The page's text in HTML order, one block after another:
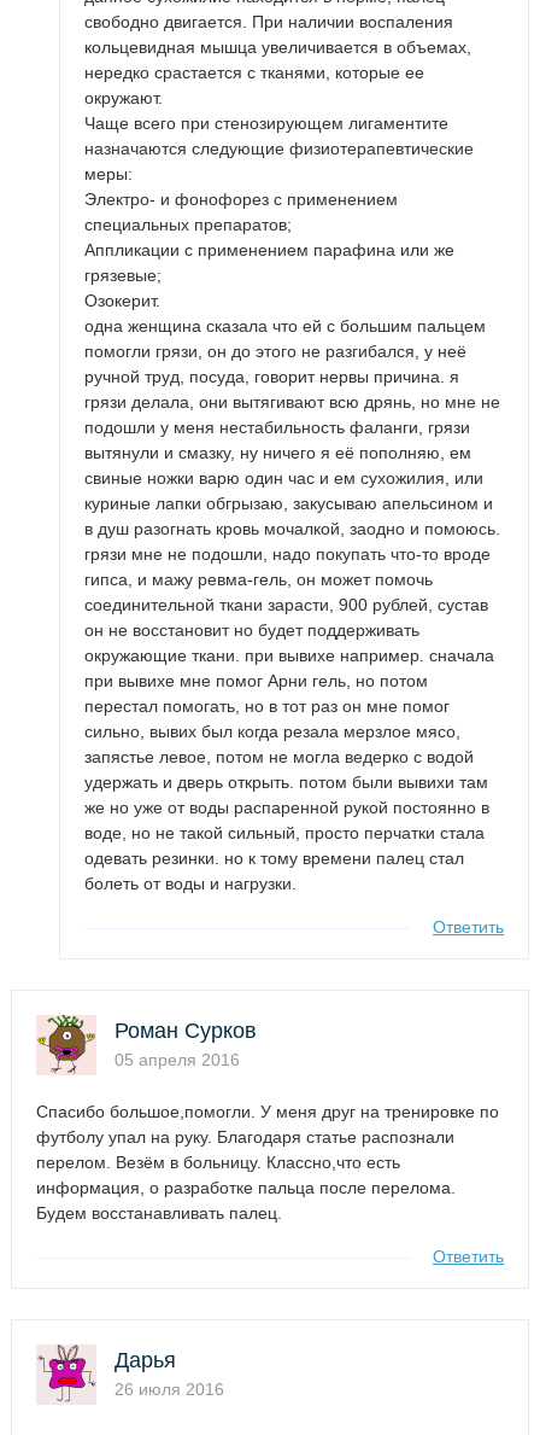
свободно двигается. При наличии воспаления
кольцевидная мышца увеличивается в объемах,
нередко срастается с тканями, которые ее
окружают.
Чаще всего при стенозирующем лигаментите
назначаются следующие физиотерапевтические
меры:
Электро- и фонофорез с применением
специальных препаратов;
Аппликации с применением парафина или же
грязевые;
Озокерит.
одна женщина сказала что ей с большим пальцем
помогли грязи, он до этого не разгибался, у неё
ручной труд, посуда, говорит нервы причина. я
грязи делала, они вытягивают всю дрянь, но мне не
подошли у меня нестабильность фаланги, грязи
вытянули и смазку, ну ничего я её пополняю, ем
свиные ножки варю один час и ем сухожилия, или
куриные лапки обгрызаю, закусываю апельсином и
в душ разогнать кровь мочалкой, заодно и помоюсь.
грязи мне не подошли, надо покупать что-то вроде
гипса, и мажу ревма-гель, он может помочь
соединительной ткани зарасти, 900 рублей, сустав
он не восстановит но будет поддерживать
окружающие ткани. при вывихе например. сначала
при вывихе мне помог Арни гель, но потом
перестал помогать, но в тот раз он мне помог
сильно, вывих был когда резала мерзлое мясо,
запястье левое, потом не могла ведерко с водой
удержать и дверь открыть. потом были вывихи там
же но уже от воды распаренной рукой постоянно в
воде, но не такой сильный, просто перчатки стала
одевать резинки. но к тому времени палец стал
болеть от воды и нагрузки.
Ответить
Роман Сурков
05 апреля 2016
Спасибо большое,помогли. У меня друг на тренировке по
футболу упал на руку. Благодаря статье распознали
перелом. Везём в больницу. Классно,что есть
информация, о разработке пальца после перелома.
Будем восстанавливать палец.
Ответить
Дарья
26 июля 2016